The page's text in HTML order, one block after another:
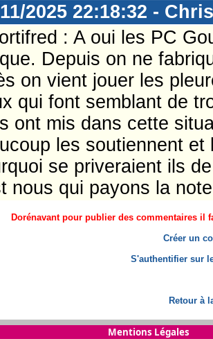
2025 22:18:32 -
: A oui les PC
Depuis on ne
on vient jouer les
qui font semblant de
ont mis dans cette
les soutiennent
se priveraient ils
nous qui payons la
Dorénavant pour publier des commentaires il
Créer un
S'authentifier sur
Retour à
Mentions Légales